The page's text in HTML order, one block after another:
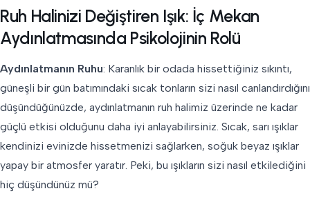
Ruh Halinizi Değiştiren Işık: İç Mekan
Aydınlatmasında Psikolojinin Rolü
Aydınlatmanın Ruhu: Karanlık bir odada hissettiğiniz sıkıntı,
güneşli bir gün batımındaki sıcak tonların sizi nasıl canlandırdığını
düşündüğünüzde, aydınlatmanın ruh halimiz üzerinde ne kadar
güçlü etkisi olduğunu daha iyi anlayabilirsiniz. Sıcak, sarı ışıklar
kendinizi evinizde hissetmenizi sağlarken, soğuk beyaz ışıklar
yapay bir atmosfer yaratır. Peki, bu ışıkların sizi nasıl etkilediğini
hiç düşündünüz mü?